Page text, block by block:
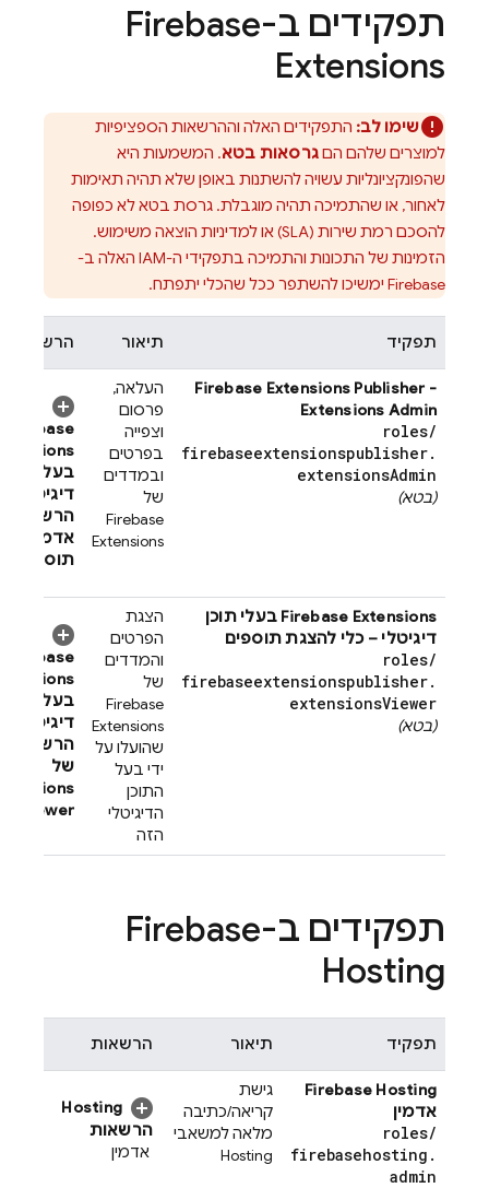
תפקידים ב-Firebase
Extensions
שימו לב: התפקידים האלה וההרשאות הספציפיות
למוצרים שלהם הםגרסאות בטא. המשמעות היא
שהפונקציונליות עשויה להשתנות באופן שלא תהיה תאימות
לאחור, או שהתמיכה תהיה מוגבלת. גרסת בטא לא כפופה
להסכם רמת שירות (SLA) או למדיניות הוצאה משימוש.
הזמינות של התכונות והתמיכה בתפקידי ה-IAM האלה ב-
Firebase ימשיכו להשתפר ככל שהכלי יתפתח.
תפקיד תיאור הרשאות
Firebase Extensions Publisher -
Extensions Admin
roles/
firebaseextensionspublisher.
extensionsAdmin
(בטא)
העלאה,
פרסום
וצפייה
בפרטים
ובמדדים
של
Firebase
Extensions
Firebase
בעל תוכן
דיגיטלי –
הרשאות
אדמין של
תוספים
Firebase Extensions בעלי תוכן
דיגיטלי – כלי להצגת תוספים
roles/
firebaseextensionspublisher.
extensionsViewer
(בטא)
הצגת
הפרטים
והמדדים
של
Firebase
Extensions
שהועלו על
ידי בעל
התוכן
הדיגיטלי
הזה
Firebase
בעל תוכן
דיגיטלי –
הרשאות
של
Viewer
תפקידים ב-Firebase
Hosting
תפקיד תיאור הרשאות
Firebase Hosting
אדמין
roles/
firebasehosting .
admin
גישת
קריאה/כתיבה
מלאה למשאבי
Hosting
Hosting
הרשאות
אדמין